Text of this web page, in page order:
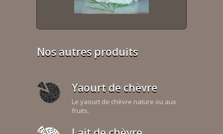
Nos autres produits
Yaourt de chèvre
Le yaourt de chèvre nature ou aux
fruits.